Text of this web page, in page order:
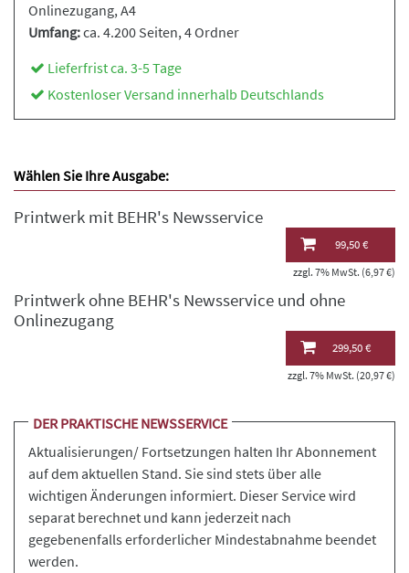
Onlinezugang, A4
Umfang:ca. 4.200 Seiten, 4 Ordner
Lieferfrist ca. 3-5 Tage
Kostenloser Versand innerhalb Deutschlands
Wählen Sie Ihre Ausgabe:
Printwerk mit BEHR's Newsservice
99,50 €
zzgl. 7% MwSt. (6,97 €)
Printwerk ohne BEHR's Newsservice und ohne
Onlinezugang
299,50 €
zzgl. 7% MwSt. (20,97 €)
DER PRAKTISCHE NEWSSERVICE
Aktualisierungen/ Fortsetzungen halten Ihr Abonnement
auf dem aktuellen Stand. Sie sind stets über alle
wichtigen Änderungen informiert. Dieser Service wird
separat berechnet und kann jederzeit nach
gegebenenfalls erforderlicher Mindestabnahme beendet
werden.